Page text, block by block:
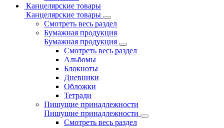
Канцелярские товары
Канцелярские товары
Смотреть весь раздел
Бумажная продукция
Бумажная продукция
Смотреть весь раздел
Альбомы
Блокноты
Дневники
Обложки
Тетради
Пишущие принадлежности
Пишущие принадлежности
Смотреть весь раздел